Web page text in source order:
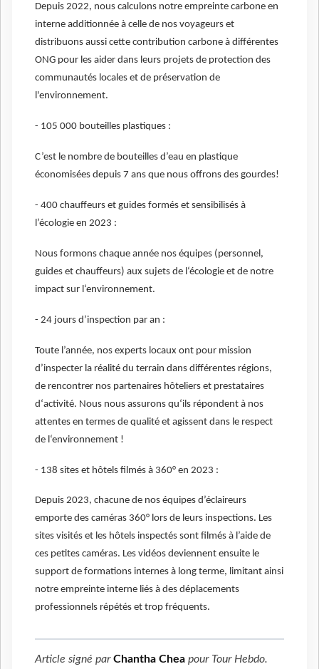
Depuis 2022, nous calculons notre empreinte carbone en
interne additionnée à celle de nos voyageurs et
distribuons aussi cette contribution carbone à différentes
ONG pour les aider dans leurs projets de protection des
communautés locales et de préservation de
l'environnement.
- 105 000 bouteilles plastiques :
C’est le nombre de bouteilles d’eau en plastique
économisées depuis 7 ans que nous offrons des gourdes!
- 400 chauffeurs et guides formés et sensibilisés à
l’écologie en 2023 :
Nous formons chaque année nos équipes (personnel,
guides et chauffeurs) aux sujets de l‘écologie et de notre
impact sur l‘environnement.
- 24 jours d’inspection par an :
Toute l’année, nos experts locaux ont pour mission
d’inspecter la réalité du terrain dans différentes régions,
de rencontrer nos partenaires hôteliers et prestataires
d‘activité. Nous nous assurons qu‘ils répondent à nos
attentes en termes de qualité et agissent dans le respect
de l‘environnement !
- 138 sites et hôtels filmés à 360° en 2023 :
Depuis 2023, chacune de nos équipes d’éclaireurs
emporte des caméras 360° lors de leurs inspections. Les
sites visités et les hôtels inspectés sont filmés à l’aide de
ces petites caméras. Les vidéos deviennent ensuite le
support de formations internes à long terme, limitant ainsi
notre empreinte interne liés à des déplacements
professionnels répétés et trop fréquents.
Article signé parChantha Chea pour Tour Hebdo.